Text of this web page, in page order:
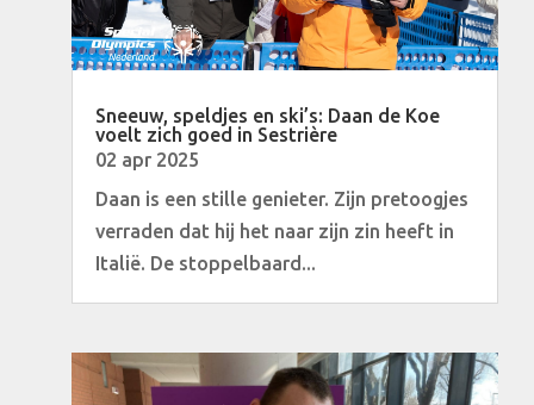
Sneeuw, speldjes en ski’s: Daan de Koe
voelt zich goed in Sestrière
02 apr 2025
Daan is een stille genieter. Zijn pretoogjes
verraden dat hij het naar zijn zin heeft in
Italië. De stoppelbaard...